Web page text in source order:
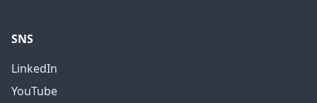
SNS
LinkedIn
YouTube